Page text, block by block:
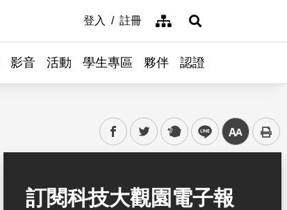
登入 註冊 網站導覽展開搜尋
影音 活動 學生專區 夥伴 認證
facebooktwitter plurk line 中
訂閱科技大觀園電子報